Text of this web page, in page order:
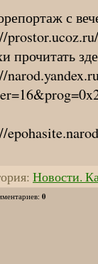
с
прочитать
: Новости.
: 0